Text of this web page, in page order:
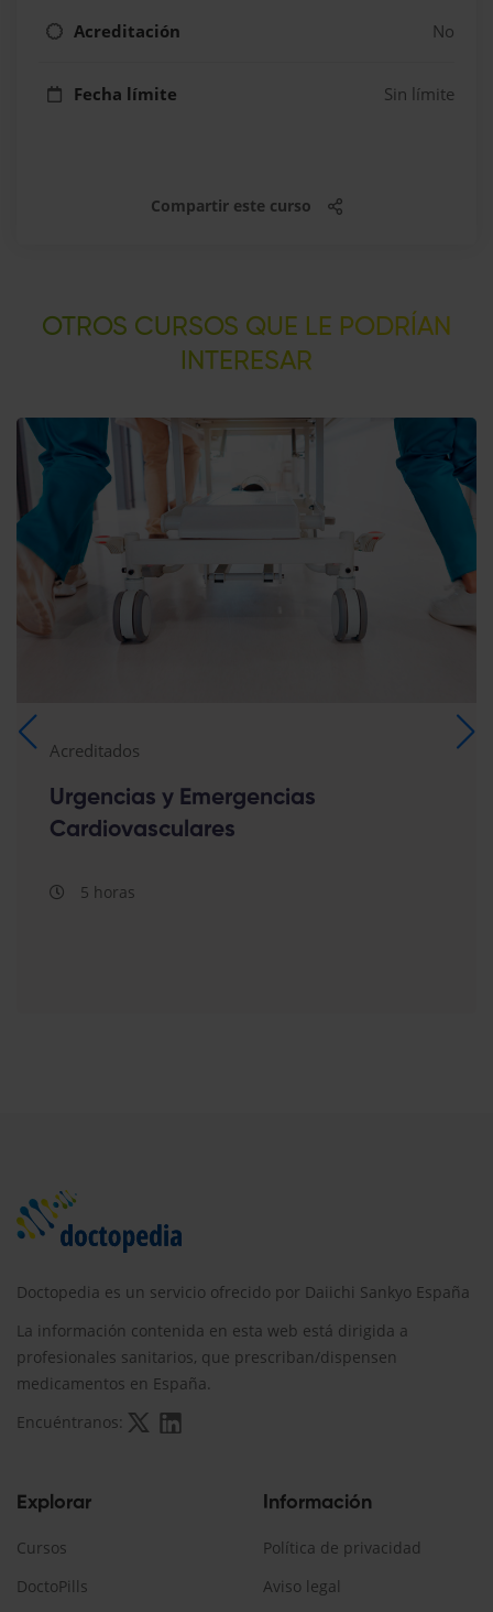
Acreditación No
Fecha límite Sin límite
Compartir este curso
OTROS CURSOS QUE LE PODRÍAN
INTERESAR​
Acreditados
Urgencias y Emergencias
Cardiovasculares
5 horas
Doctopedia es un servicio ofrecido por Daiichi Sankyo España
La información contenida en esta web está dirigida a
profesionales sanitarios, que prescriban/dispensen
medicamentos en España.
Encuéntranos:
Explorar
Cursos
DoctoPills
Información
Política de privacidad
Aviso legal